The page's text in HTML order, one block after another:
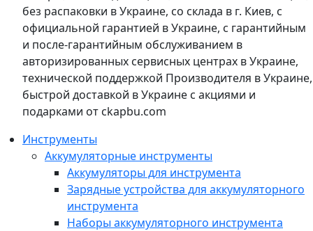
без распаковки в Украине, со склада в г. Киев, с
официальной гарантией в Украине, с гарантийным
и после-гарантийным обслуживанием в
авторизированных сервисных центрах в Украине,
технической поддержкой Производителя в Украине,
быстрой доставкой в Украине с акциями и
подарками от ckapbu.com
Инструменты
Аккумуляторные инструменты
Аккумуляторы для инструмента
Зарядные устройства для аккумуляторного
инструмента
Наборы аккумуляторного инструмента